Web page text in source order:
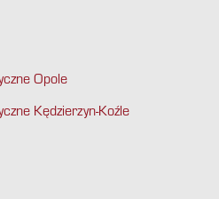
Opole
Kędzierzyn-Koźle